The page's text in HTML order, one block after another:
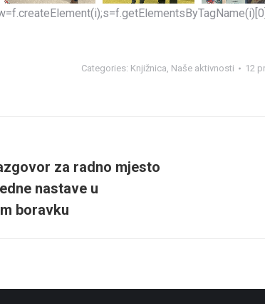
Categories: Knjižnica, Naše aktivnosti 12
za radno mjesto
nastave u
boravku